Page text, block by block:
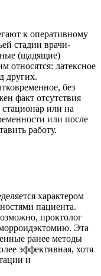
к оперативному
стадии врачи-
(щадящие)
относятся: латексное
других.
без
факт отсутствия
стационар или на
или после
работу.
характером
пациента.
проктолог
Эта
ранее методы
эффективная, хотя
и